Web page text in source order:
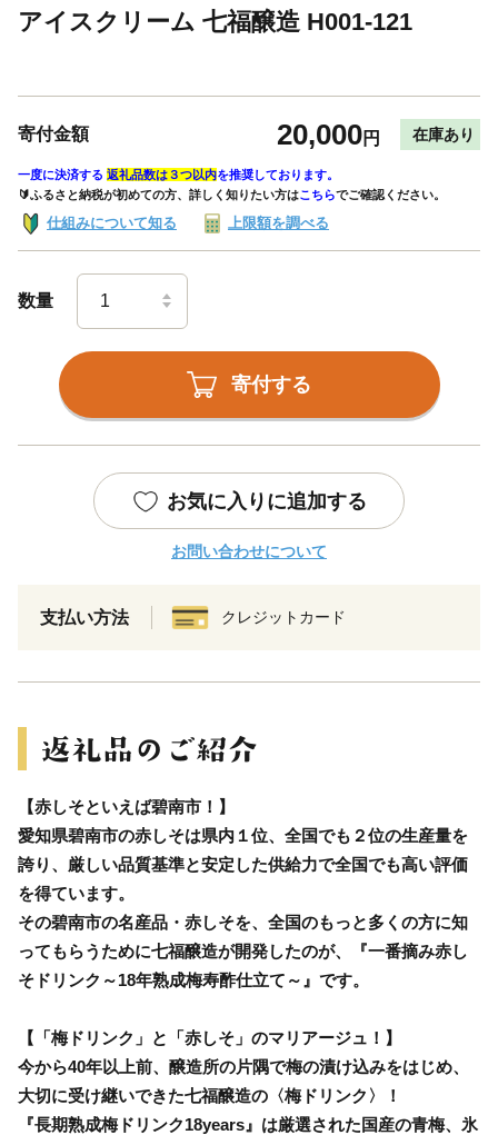
アイスクリーム 七福醸造 H001-121
寄付金額 20,000円 在庫あり
一度に決済する 返礼品数は３つ以内を推奨しております。
🔰ふるさと納税が初めての方、詳しく知りたい方はこちらでご確認ください。
仕組みについて知る 上限額を調べる
数量
寄付する
お気に入りに追加する
お問い合わせについて
支払い方法 クレジットカード
【赤しそといえば碧南市！】
愛知県碧南市の赤しそは県内１位、全国でも２位の生産量を
誇り、厳しい品質基準と安定した供給力で全国でも高い評価
を得ています。
その碧南市の名産品・赤しそを、全国のもっと多くの方に知
ってもらうために七福醸造が開発したのが、『一番摘み赤し
そドリンク～18年熟成梅寿酢仕立て～』です。
【「梅ドリンク」と「赤しそ」のマリアージュ！】
今から40年以上前、醸造所の片隅で梅の漬け込みをはじめ、
大切に受け継いできた七福醸造の〈梅ドリンク〉！
『長期熟成梅ドリンク18years』は厳選された国産の青梅、氷